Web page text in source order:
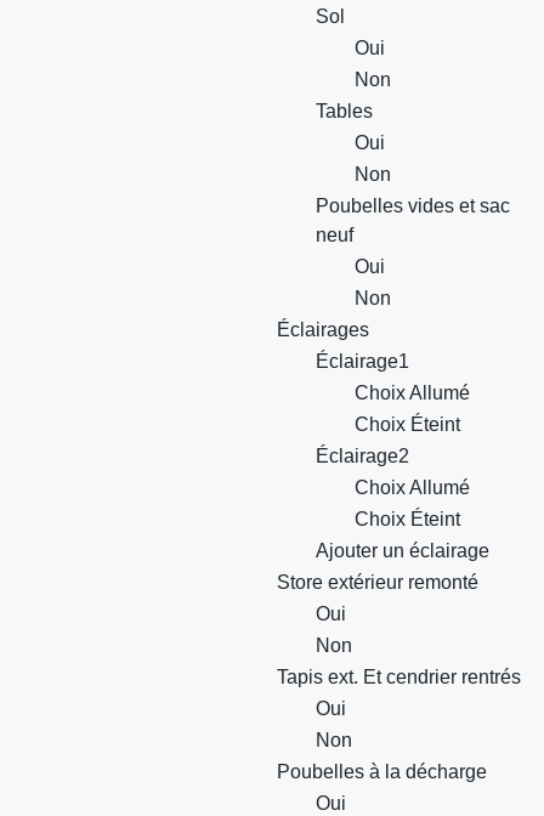
Sol
Oui
Non
Tables
Oui
Non
Poubelles vides et sac
neuf
Oui
Non
Éclairages
Éclairage1
Choix Allumé
Choix Éteint
Éclairage2
Choix Allumé
Choix Éteint
Ajouter un éclairage
Store extérieur remonté
Oui
Non
Tapis ext. Et cendrier rentrés
Oui
Non
Poubelles à la décharge
Oui